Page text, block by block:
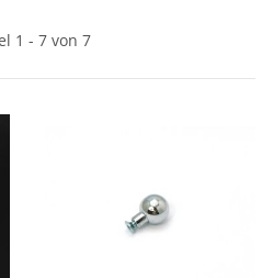
1 - 7 von 7